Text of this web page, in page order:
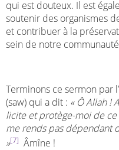
qui est douteux. Il est
soutenir des organismes
et contribuer à la
sein de notre
Terminons ce sermon par
(saw) qui a dit : « Ô Allah !
licite et protège-moi de ce
me rends pas dépendant
»[7] Âmîne !